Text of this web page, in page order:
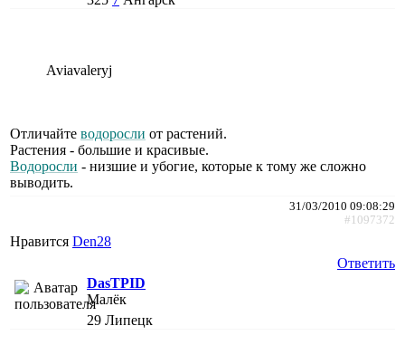
Aviavaleryj
Отличайте водоросли от растений.
Растения - большие и красивые.
Водоросли - низшие и убогие, которые к тому же сложно
выводить.
31/03/2010 09:08:29
#1097372
Нравится Den28
Ответить
DasTPID
Малёк
29 Липецк